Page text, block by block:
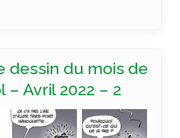
dessin du mois de
– Avril 2022 – 2